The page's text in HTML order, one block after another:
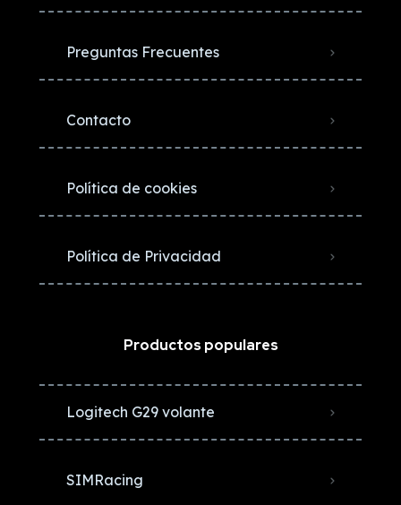
Preguntas Frecuentes
Contacto
Política de cookies
Política de Privacidad
Productos populares
Logitech G29 volante
SIMRacing